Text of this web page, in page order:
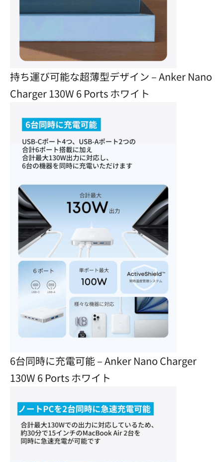
持ち運び可能な超薄型デザイン – Anker Nano
Charger 130W 6 Ports ホワイト
6台同時に充電可能 – Anker Nano Charger
130W 6 Ports ホワイト